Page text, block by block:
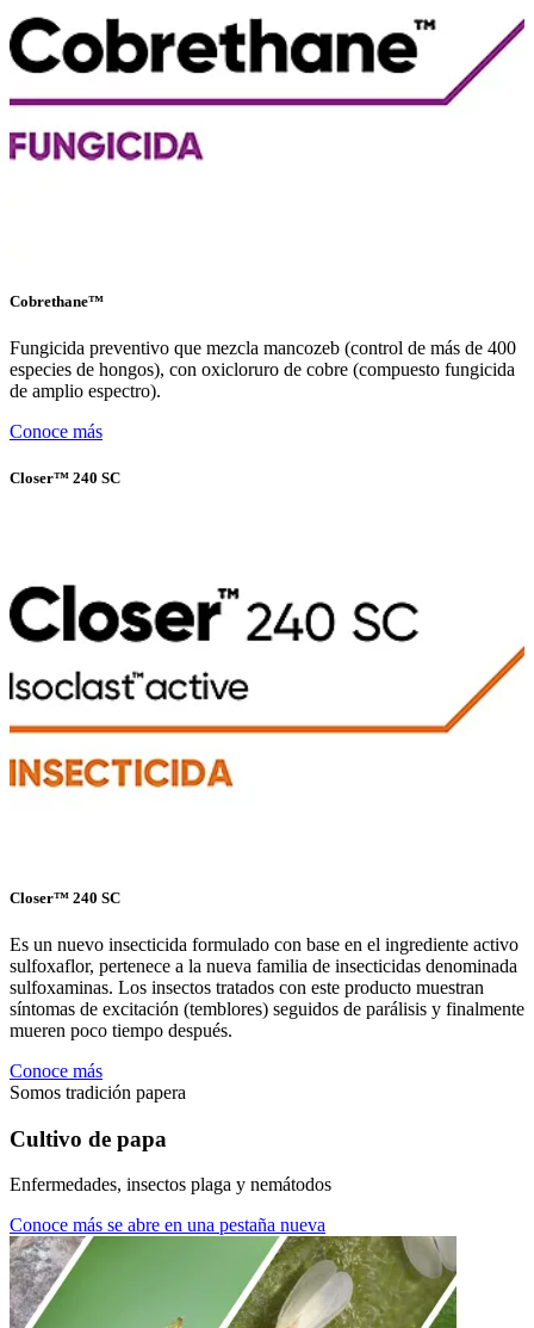
Cobrethane™
Fungicida preventivo que mezcla mancozeb (control de más de 400
especies de hongos), con oxicloruro de cobre (compuesto fungicida
de amplio espectro).
Conoce más
Closer™️ 240 SC
Closer™️ 240 SC
Es un nuevo insecticida formulado con base en el ingrediente activo
sulfoxaflor, pertenece a la nueva familia de insecticidas denominada
sulfoxaminas. Los insectos tratados con este producto muestran
síntomas de excitación (temblores) seguidos de parálisis y finalmente
mueren poco tiempo después.
Conoce más
Somos tradición papera
Cultivo de papa
Enfermedades, insectos plaga y nemátodos
Conoce más se abre en una pestaña nueva